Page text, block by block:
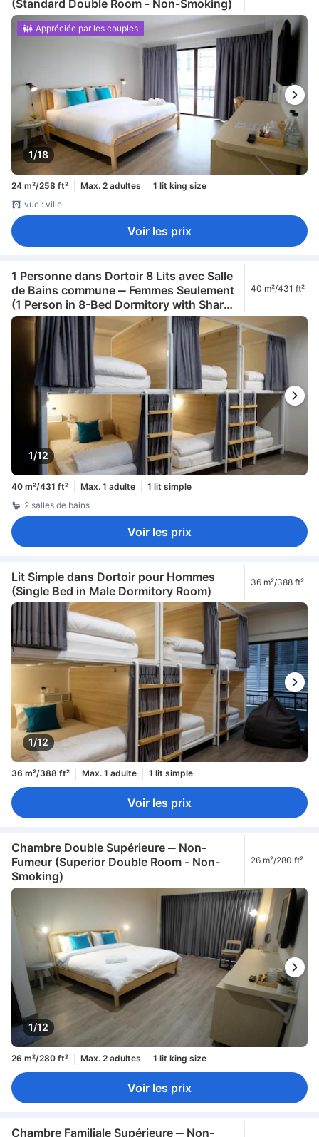
(Standard Double Room - Non-Smoking)
1/18
Appréciée par les couples
24 m²/258 ft² Max. 2 adultes
1 lit king size
vue : ville
Voir les prix
1 Personne dans Dortoir 8 Lits avec Salle
de Bains commune ‒ Femmes Seulement
(1 Person in 8-Bed Dormitory with Shared
Bathroom - Female Only)
40 m²/431 ft²
1/12
40 m²/431 ft² Max. 1 adulte
1 lit simple
2 salles de bains
Voir les prix
Lit Simple dans Dortoir pour Hommes
(Single Bed in Male Dormitory Room)
36 m²/388 ft²
1/12
36 m²/388 ft² Max. 1 adulte 1 lit simple
Voir les prix
Chambre Double Supérieure ‒ Non-
Fumeur (Superior Double Room - Non-
Smoking)
26 m²/280 ft²
1/12
26 m²/280 ft² Max. 2 adultes 1 lit king size
Voir les prix
Chambre Familiale Supérieure ‒ Non-